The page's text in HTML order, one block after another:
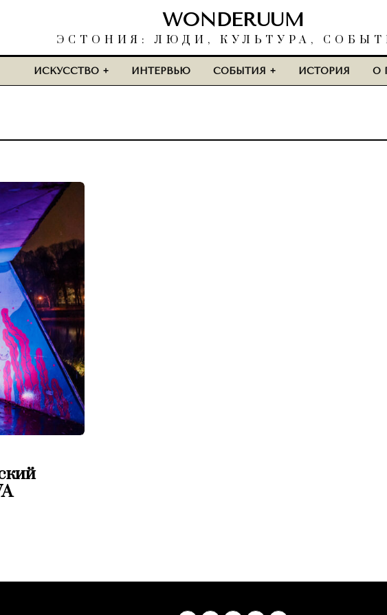
WONDERUUM
ЭСТОНИЯ: ЛЮДИ, КУЛЬТУРА,
ИСКУССТВО ИНТЕРВЬЮ СОБЫТИЯ ИСТОРИЯ О